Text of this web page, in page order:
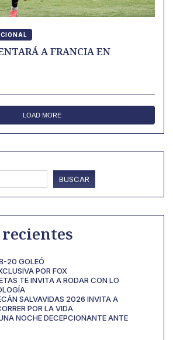
A FRANCIA EN
LOAD MORE
BUSCAR
20 GOLEÓ
POR FOX
TE INVITA A RODAR CON LO
SALVAVIDAS 2026 INVITA A
POR LA VIDA
NOCHE DECEPCIONANTE ANTE